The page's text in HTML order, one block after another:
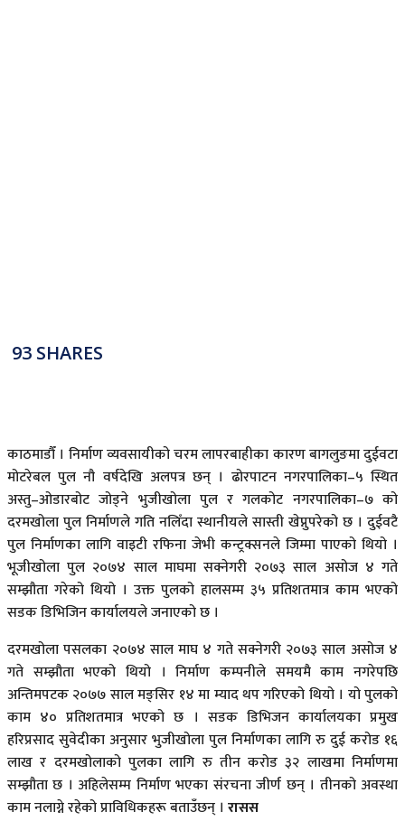
93 SHARES
काठमाडौँ । निर्माण व्यवसायीको चरम लापरबाहीका कारण बागलुङमा दुईवटा
मोटरेबल पुल नौ वर्षदेखि अलपत्र छन् । ढोरपाटन नगरपालिका–५ स्थित
अस्तु–ओडारबोट जोड्ने भुजीखोला पुल र गलकोट नगरपालिका–७ को
दरमखोला पुल निर्माणले गति नलिँदा स्थानीयले सास्ती खेप्नुपरेको छ । दुईवटै
पुल निर्माणका लागि वाइटी रफिना जेभी कन्ट्रक्सनले जिम्मा पाएको थियो ।
भूजीखोला पुल २०७४ साल माघमा सक्नेगरी २०७३ साल असोज ४ गते
सम्झौता गरेको थियो । उक्त पुलको हालसम्म ३५ प्रतिशतमात्र काम भएको
सडक डिभिजिन कार्यालयले जनाएको छ ।
दरमखोला पसलका २०७४ साल माघ ४ गते सक्नेगरी २०७३ साल असोज ४
गते सम्झौता भएको थियो । निर्माण कम्पनीले समयमै काम नगरेपछि
अन्तिमपटक २०७७ साल मङ्सिर १४ मा म्याद थप गरिएको थियो । यो पुलको
काम ४० प्रतिशतमात्र भएको छ । सडक डिभिजन कार्यालयका प्रमुख
हरिप्रसाद सुवेदीका अनुसार भुजीखोला पुल निर्माणका लागि रु दुई करोड १६
लाख र दरमखोलाको पुलका लागि रु तीन करोड ३२ लाखमा निर्माणमा
सम्झौता छ । अहिलेसम्म निर्माण भएका संरचना जीर्ण छन् । तीनको अवस्था
काम नलाग्ने रहेको प्राविधिकहरू बताउँछन् । रासस